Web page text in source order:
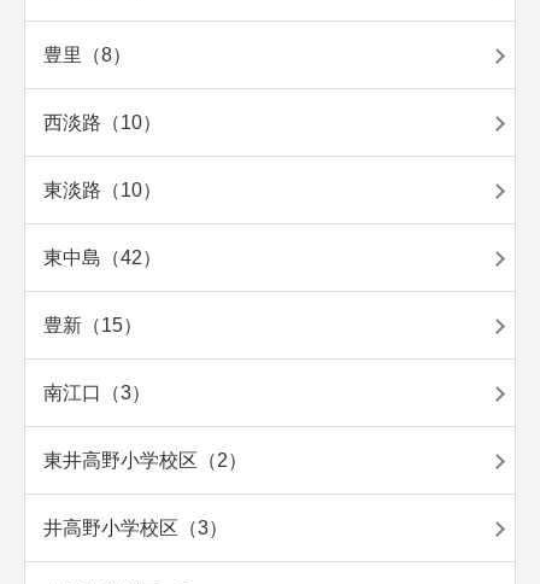
豊里（8）
西淡路（10）
東淡路（10）
東中島（42）
豊新（15）
南江口（3）
東井高野小学校区（2）
井高野小学校区（3）